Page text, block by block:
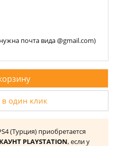
почта вида @gmail.com)
в один клик
(Турция) приобретается
PLAYSTATION, если у